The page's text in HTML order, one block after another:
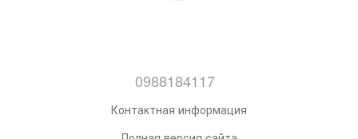
0988184117
Контактная информация